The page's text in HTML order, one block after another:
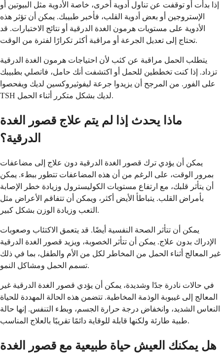
إذا بدأت أو توقفت عن تناول أدوية أخرى، خاصة الأدوية مثل البيوتين أو
الإستروجين أو بعض أدوية القلب، فأخبر طبيبك. يمكن أن تؤثر هذه
الأدوية على مستويات هرمون الغدة الدرقية أو نتائج الاختبارات. قد
تحتاج إلى تعديل الجرعة أو مراقبة أكثر تكرارًا لفترة من الوقت.
يتطلب الحمل مراقبة عن كثب لأن احتياجات هرمون الغدة الدرقية
تزداد. إذا كنت تخططين للحمل أو اكتشفت أنك حامل، فاتصلي بطبيبك
على الفور. من المرجح أن يزيدوا جرعة ليفوثيروكسين لديك ويفحصوا
TSH لديك بشكل متكرر أثناء الحمل.
ماذا يحدث إذا لم يتم علاج قصور الغدة
الدرقية؟
يمكن أن يؤدي ترك قصور الغدة الدرقية دون علاج إلى مضاعفات
بمرور الوقت، على الرغم من أن هذه المضاعفات تتطور ببطء. يمكن
أن يتأثر قلبك، مع ارتفاع مستويات الكوليسترول وزيادة خطر الإصابة
بأمراض القلب. يتباطأ الأيض أكثر، ويمكن أن تتفاقم الأعراض مثل
التعب وزيادة الوزن بشكل كبير.
يمكن أن تتأثر الصحة النفسية أيضًا. قد يتعمق الاكتئاب وصعوبات
الإدراك بدون علاج. يمكن أن تتأثر الخصوبة، ويزيد قصور الغدة الدرقية
غير المعالج أثناء الحمل من المخاطر لكل من الأم والطفل، بما في ذلك
تسمم الحمل ومشاكل النمو.
في حالات نادرة جدًا وشديدة، يمكن أن يؤدي قصور الغدة الدرقية غير
المعالج إلى غيبوبة الوذمة المخاطية. تتضمن هذه الحالة المهددة للحياة
النعاس الشديد، وانخفاض درجة حرارة الجسم، وبطء التنفس. إنها حالة
طبية طارئة ولكنها قابلة للوقاية دائمًا تقريبًا بالعلاج المناسب.
هل يمكنك العيش حياة طبيعية مع قصور الغدة